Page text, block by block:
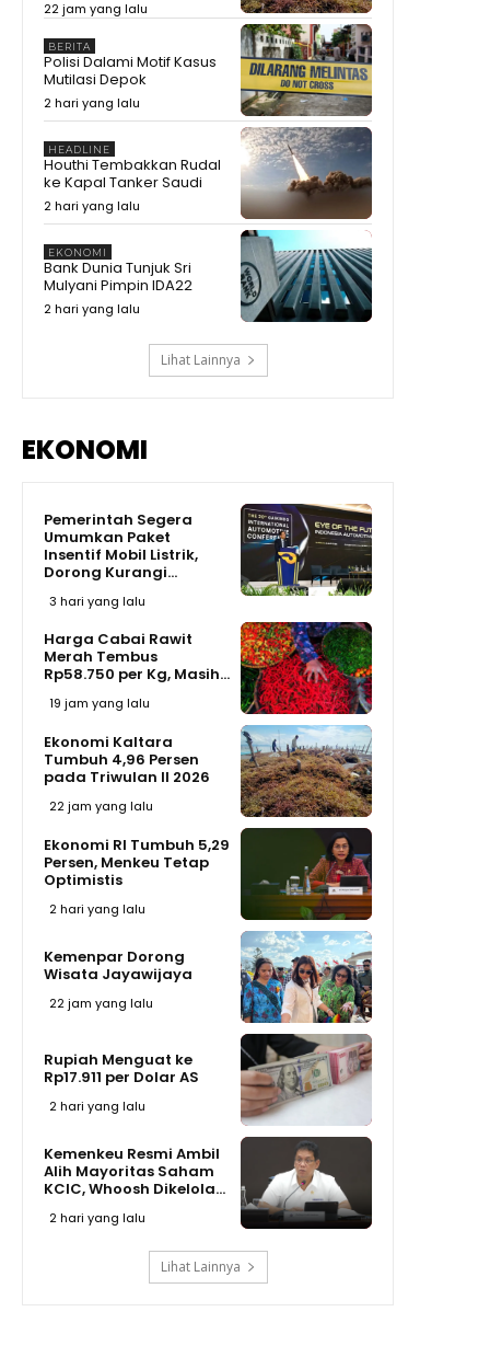
Prabowo Blak-blakan! Menteri
Pendidikan Singapura Disebut
Tak Bisa Disamakan dengan
Indonesia
Depan DPRD, KDM Sindir BUMD
Enak Betul Terima Rp10 Miliar
Tanpa Kerja
08:47
Hakim Saldi Isra Semprot
Pemerintah Jangan Bela
Maskapai Terus , Gegara Ganti
Rugi Delay Cuma Rp300
08:19
Ramai Kabar PHK, Airlangga
Sebut Lapangan Kerja Baru
Terus Meningkat #shorts
Presiden Singgung Lagi Soal
Timnas Gagal ke Piala Dunia
#shorts #trending
22 jam yang lalu
BERITA
Polisi Dalami Motif Kasus
Mutilasi Depok
2 hari yang lalu
HEADLINE
Houthi Tembakkan Rudal
ke Kapal Tanker Saudi
2 hari yang lalu
EKONOMI
Bank Dunia Tunjuk Sri
Mulyani Pimpin IDA22
2 hari yang lalu
Lihat Lainnya
EKONOMI
Pemerintah Segera
Umumkan Paket
Insentif Mobil Listrik,
Dorong Kurangi...
3 hari yang lalu
Harga Cabai Rawit
Merah Tembus
Rp58.750 per Kg, Masih...
19 jam yang lalu
Ekonomi Kaltara
Tumbuh 4,96 Persen
pada Triwulan II 2026
22 jam yang lalu
Ekonomi RI Tumbuh 5,29
Persen, Menkeu Tetap
Optimistis
2 hari yang lalu
Kemenpar Dorong
Wisata Jayawijaya
22 jam yang lalu
Rupiah Menguat ke
Rp17.911 per Dolar AS
2 hari yang lalu
Kemenkeu Resmi Ambil
Alih Mayoritas Saham
KCIC, Whoosh Dikelola...
2 hari yang lalu
Lihat Lainnya